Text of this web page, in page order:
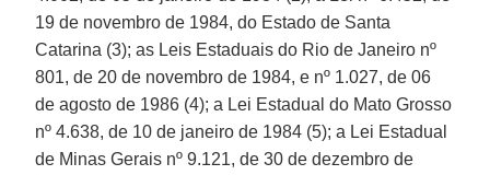
19 de novembro de 1984, do Estado de Santa
Catarina (3); as Leis Estaduais do Rio de Janeiro nº
801, de 20 de novembro de 1984, e nº 1.027, de 06
de agosto de 1986 (4); a Lei Estadual do Mato Grosso
nº 4.638, de 10 de janeiro de 1984 (5); a Lei Estadual
de Minas Gerais nº 9.121, de 30 de dezembro de